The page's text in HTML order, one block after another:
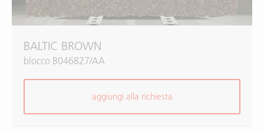
BALTIC BROWN
blocco B046827/AA
aggiungi alla richiesta